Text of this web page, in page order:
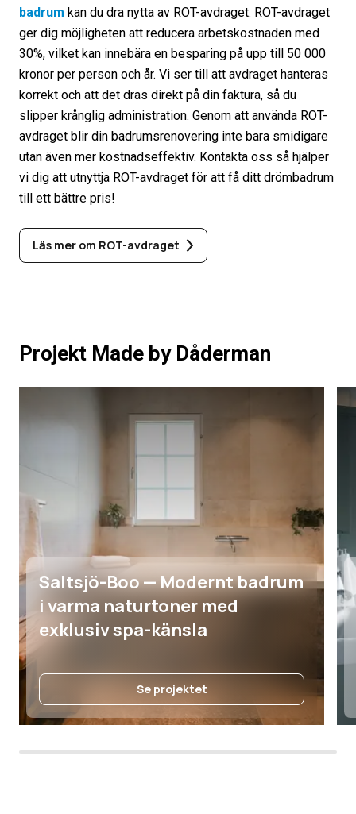
badrum kan du dra nytta av ROT-avdraget. ROT-avdraget
ger dig möjligheten att reducera arbetskostnaden med
30%, vilket kan innebära en besparing på upp till 50 000
kronor per person och år. Vi ser till att avdraget hanteras
korrekt och att det dras direkt på din faktura, så du
slipper krånglig administration. Genom att använda ROT-
avdraget blir din badrumsrenovering inte bara smidigare
utan även mer kostnadseffektiv. Kontakta oss så hjälper
vi dig att utnyttja ROT-avdraget för att få ditt drömbadrum
till ett bättre pris!
Läs mer om ROT-avdraget
Projekt Made by Dåderman
Saltsjö-Boo — Modernt badrum
i varma naturtoner med
exklusiv spa-känsla
Se projektet